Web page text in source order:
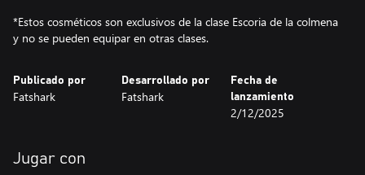
*Estos cosméticos son exclusivos de la clase Escoria de la colmena
y no se pueden equipar en otras clases.
Publicado por
Fatshark
Desarrollado por
Fatshark
Fecha de
lanzamiento
2/12/2025
Jugar con